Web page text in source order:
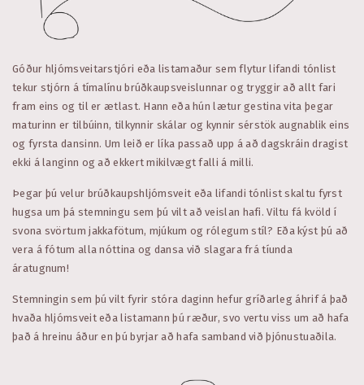
Góður hljómsveitarstjóri eða listamaður sem flytur lifandi tónlist
tekur stjórn á tímalínu brúðkaupsveislunnar og tryggir að allt fari
fram eins og til er ætlast. Hann eða hún lætur gestina vita þegar
maturinn er tilbúinn, tilkynnir skálar og kynnir sérstök augnablik eins
og fyrsta dansinn. Um leið er líka passað upp á að dagskráin dragist
ekki á langinn og að ekkert mikilvægt falli á milli.
Þegar þú velur brúðkaupshljómsveit eða lifandi tónlist skaltu fyrst
hugsa um þá stemningu sem þú vilt að veislan hafi. Viltu fá kvöld í
svona svörtum jakkafötum, mjúkum og rólegum stíl? Eða kýst þú að
vera á fótum alla nóttina og dansa við slagara frá tíunda
áratugnum!
Stemningin sem þú vilt fyrir stóra daginn hefur gríðarleg áhrif á það
hvaða hljómsveit eða listamann þú ræður, svo vertu viss um að hafa
það á hreinu áður en þú byrjar að hafa samband við þjónustuaðila.